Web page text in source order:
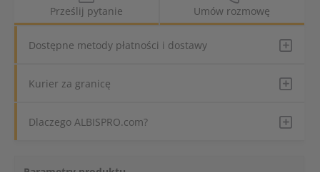
Prześlij pytanie Umów rozmowę
Dostępne metody płatności i dostawy
Kurier za granicę
Dlaczego ALBISPRO.com?